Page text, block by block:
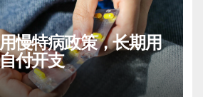
慢特病政策，长期用
付开支